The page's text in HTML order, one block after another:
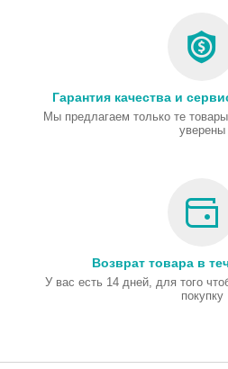
Гарантия качества и
Мы предлагаем только те
уверены
Возврат товара в
У вас есть 14 дней, для того
покупку